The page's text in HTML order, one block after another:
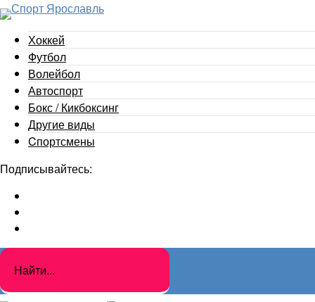
Хоккей
Футбол
Волейбол
Автоспорт
Бокс / Кикбоксинг
Другие виды
Cпортсмены
Подписывайтесь: